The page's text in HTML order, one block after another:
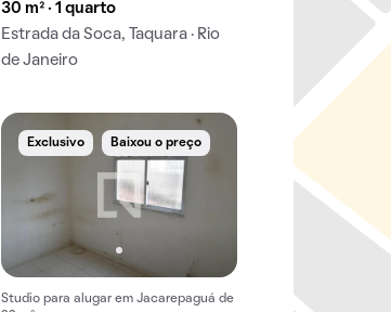
30 m² · 1 quarto
Estrada da Soca, Taquara · Rio
de Janeiro
Exclusivo Baixou o preço
Studio para alugar em Jacarepaguá de